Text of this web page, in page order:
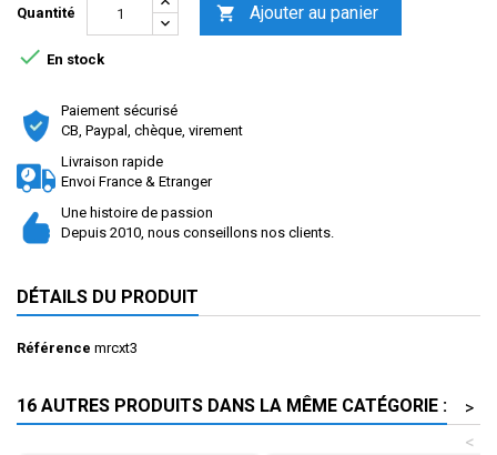
Quantité  Ajouter au panier
 En stock
Paiement sécurisé
CB, Paypal, chèque, virement
Livraison rapide
Envoi France & Etranger
Une histoire de passion
Depuis 2010, nous conseillons nos clients.
DÉTAILS DU PRODUIT
Référence mrcxt3
16 AUTRES PRODUITS DANS LA MÊME CATÉGORIE :
>
<